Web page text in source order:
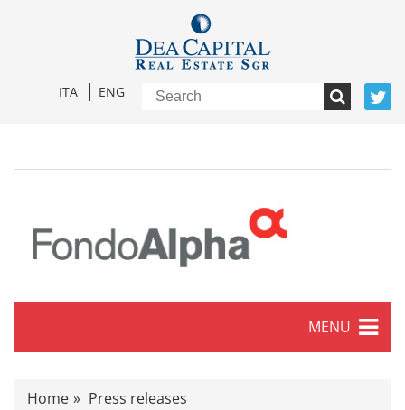
ITA ENG
MENU
Characteristics
Home Press releases